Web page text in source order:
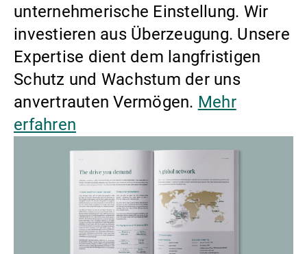
unternehmerische Einstellung. Wir
investieren aus Überzeugung. Unsere
Expertise dient dem langfristigen
Schutz und Wachstum der uns
anvertrauten Vermögen. Mehr
erfahren